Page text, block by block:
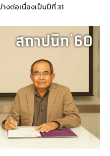
งต่อเนื่องเป็นปีที่ 31